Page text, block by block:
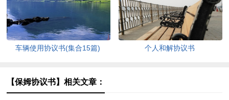
车辆使用协议书(集合15篇) 个人和解协议书
【保姆协议书】相关文章：